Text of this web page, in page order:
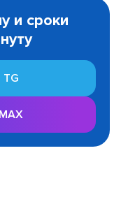
и сроки
TG